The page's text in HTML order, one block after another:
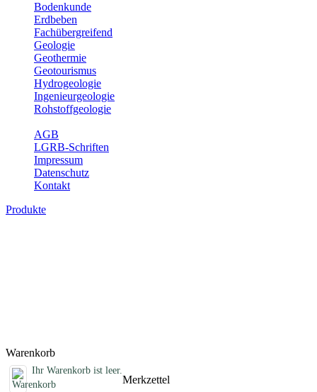
Bodenkunde
Erdbeben
Fachübergreifend
Geologie
Geothermie
Geotourismus
Hydrogeologie
Ingenieurgeologie
Rohstoffgeologie
AGB
LGRB-Schriften
Impressum
Datenschutz
Kontakt
Produkte
Warenkorb
Ihr Warenkorb ist leer.
Merkzettel